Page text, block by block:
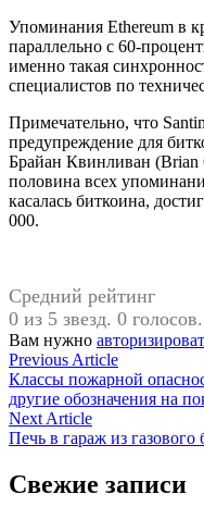
Упоминания Ethereum в
параллельно с 60-
именно такая
специалистов по
Примечательно, что
предупреждение для
Брайан Квинливан (Brian
половина всех
касалась биткоина,
000.
Средний рейтинг
0 из 5 звезд. 0 голосов.
Вам нужно
Навигация
по
записям
Previous ArticlePrevious
article:
Классы пожарной
другие обозначения на
Next ArticleNext
article:
Печь в гараж из газового
Свежие записи